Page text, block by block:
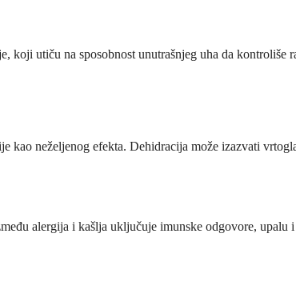
utiču na sposobnost unutrašnjeg uha da
neželjenog efekta. Dehidracija može izazvati
alergija i kašlja uključuje imunske odgovore, upalu